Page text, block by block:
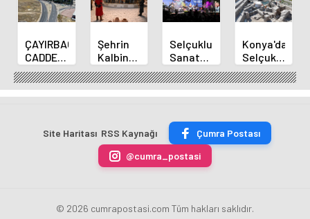
ÇAYIRBAĞI
CADDESİ
ARTIK
DAHA
KONFORLU
Şehrin
Kalbinde
Yolculukla
Konya
Mirası
Selçuklu
Sanat
Akademisinden
2000ler
Pop
Konya'da
Selçuklu
Surları
ve
Larende
Gün
Yüzüne
Çıkıyor
Site Haritası RSS Kaynağı
Çumra Postası
@cumra_postasi
© 2026 cumrapostasi.com Tüm hakları saklıdır.